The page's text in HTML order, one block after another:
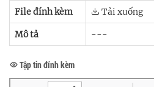
File đính kèm Tải xuống
Mô tả ---
Tập tin đính kèm